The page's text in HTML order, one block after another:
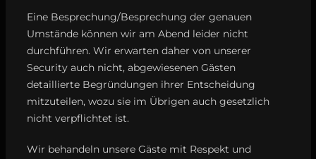
Eine Besprechung/Besprechung der genauen
Umstände können wir am Abend leider nicht
durchführen. Wir erwarten daher von unserer
Security auch nicht, abgewiesenen Gästen
detaillierte Begründungen ihrer Entscheidung
mitzuteilen, wozu sie im Übrigen auch gesetzlich
nicht verpflichtet ist.
Wir behandeln unsere Gäste mit Respekt und